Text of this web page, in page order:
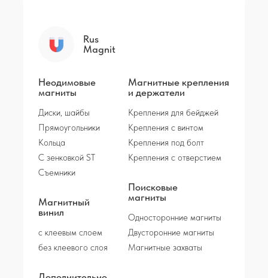
Rus
Magnit
Неодимовые
магниты
Диски, шайбы
Прямоугольники
Кольца
С зенковкой ST
Съемники
Магнитные крепления
и держатели
Крепления для бейджей
Крепления с винтом
Крепления под болт
Крепления с отверстием
Магнитный
винил
с клеевым слоем
без клеевого слоя
Поисковые
магниты
Односторонние магниты
Двусторонние магниты
Магнитные захваты